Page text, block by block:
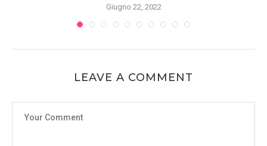
Giugno 22, 2022
LEAVE A COMMENT